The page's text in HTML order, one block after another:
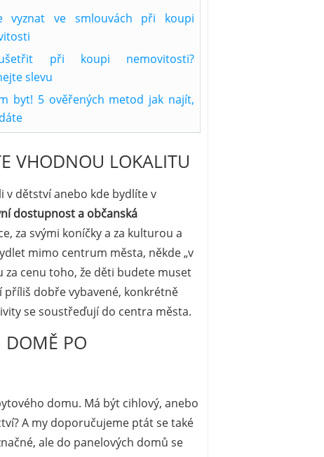
vyznat ve smlouvách při koupi
při koupi nemovitosti?
slevu
byt! 5 ověřených metod jak najít,
VHODNOU LOKALITU
dětství anebo kde bydlíte v
dostupnost a občanská
za svými koníčky a za kulturou a
mimo centrum města, někde „v
cenu toho, že děti budete muset
příliš dobře vybavené, konkrétně
se soustřeďují do centra města.
DOMĚ PO
domu. Má být cihlový, anebo
A my doporučujeme ptát se také
ale do panelových domů se